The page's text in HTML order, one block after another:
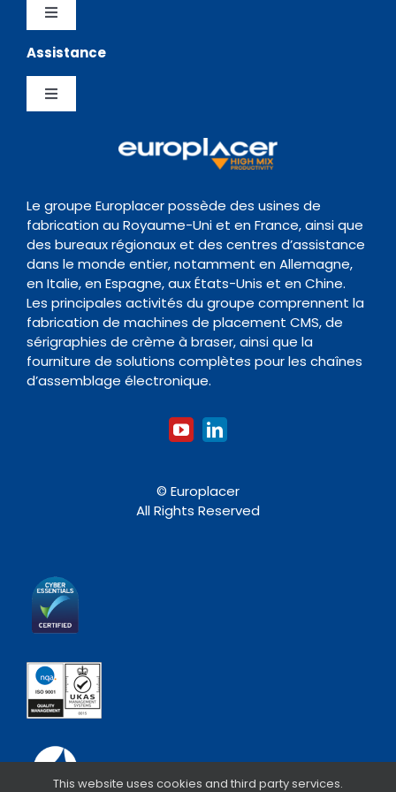
Logiciels
Chargeurs
Four de Refusion
Nettoyage
Accessoires
Distributeurs
Contact
Toggle
Navigation
Testimonials
News Hub
Assistance
Toggle
Centre de Support
Documentation
Organisme de formation
Le groupe Europlacer possède des usines de
fabrication au Royaume-Uni et en France, ainsi que
des bureaux régionaux et des centres d’assistance
dans le monde entier, notamment en Allemagne,
en Italie, en Espagne, aux États-Unis et en Chine.
Les principales activités du groupe comprennent la
fabrication de machines de placement CMS, de
sérigraphies de crème à braser, ainsi que la
fourniture de solutions complètes pour les chaînes
d’assemblage électronique.
© Europlacer
All Rights Reserved
This website uses cookies and third party services.